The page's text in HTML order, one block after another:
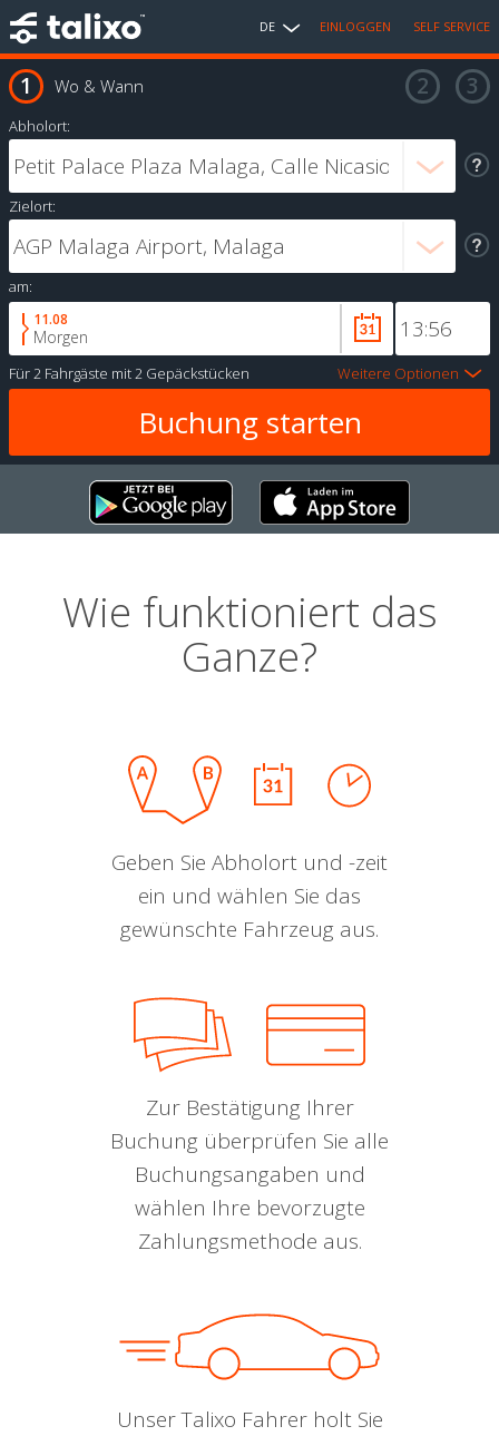
DE EINLOGGEN SELF SERVICE
Wo & Wann
Abholort:
Zielort:
am:
11.08
Morgen
Für2 Fahrgäste mit2 Gepäckstücken Weitere Optionen
Wie funktioniert das
Ganze?
Geben Sie Abholort und -zeit
ein und wählen Sie das
gewünschte Fahrzeug aus.
Zur Bestätigung Ihrer
Buchung überprüfen Sie alle
Buchungsangaben und
wählen Ihre bevorzugte
Zahlungsmethode aus.
Unser Talixo Fahrer holt Sie